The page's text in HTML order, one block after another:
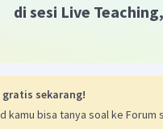
di sesi Live
gratis sekarang!
kamu bisa tanya soal ke Forum